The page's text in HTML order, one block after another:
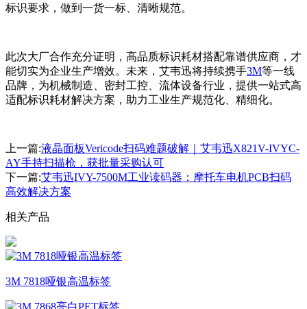
标识要求，做到一货一标、清晰规范。
此次大厂合作充分证明，高品质标识耗材搭配靠谱供应商，才
能切实为企业生产增效。未来，艾韦迅将持续携手3M等一线
品牌，为机械制造、密封工控、流体设备行业，提供一站式高
适配标识耗材解决方案，助力工业生产规范化、精细化。
上一篇:液晶面板Vericode扫码难题破解｜艾韦迅X821V-IVYC-
AY手持扫描枪，获批量采购认可
下一篇:艾韦迅IVY-7500M工业读码器：摩托车电机PCB扫码
高效解决方案
相关产品
3M 7818哑银高温标签